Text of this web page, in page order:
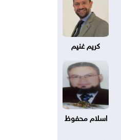
كريم غنيم
اسلام محفوظ